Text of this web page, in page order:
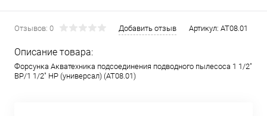
Отзывов: 0 Добавить отзыв Артикул: AT08.01
Описание товара:
Форсунка Акватехника подсоединения подводного пылесоса 1 1/2"
ВР/1 1/2" НР (универсал) (AT08.01)